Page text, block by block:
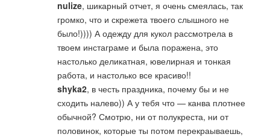
nulize, шикарный отчет, я очень смеялась, так
громко, что и скрежета твоего слышного не
было!)))) А одежду для кукол рассмотрела в
твоем инстаграме и была поражена, это
настолько деликатная, ювелирная и тонкая
работа, и настолько все красиво!!
shyka2, в честь праздника, почему бы и не
сходить налево)) А у тебя что — канва плотнее
обычной? Смотрю, ни от полукреста, ни от
половинок, которые ты потом перекраываешь,